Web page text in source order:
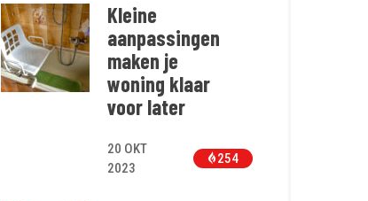
Kleine
aanpassingen
maken je
woning klaar
voor later
20 OKT
2023
254